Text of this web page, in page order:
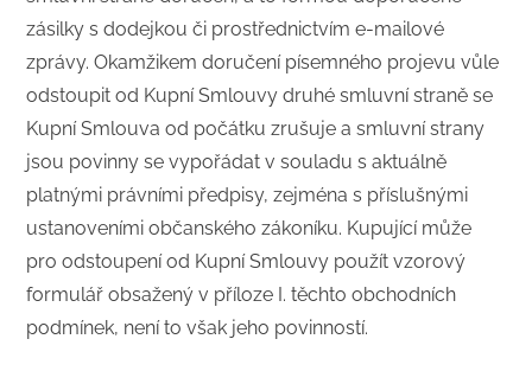
zásilky s dodejkou či prostřednictvím e-mailové
zprávy. Okamžikem doručení písemného projevu vůle
odstoupit od Kupní Smlouvy druhé smluvní straně se
Kupní Smlouva od počátku zrušuje a smluvní strany
jsou povinny se vypořádat v souladu s aktuálně
platnými právními předpisy, zejména s příslušnými
ustanoveními občanského zákoníku. Kupující může
pro odstoupení od Kupní Smlouvy použít vzorový
formulář obsažený v příloze I. těchto obchodních
podmínek, není to však jeho povinností.